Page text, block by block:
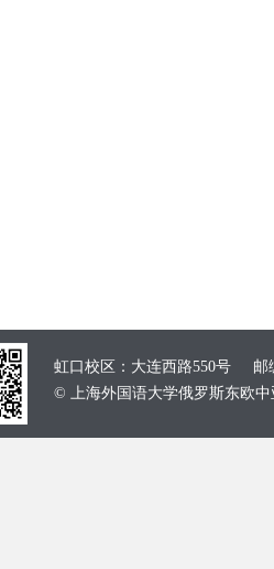
虹口校区：大连西路550号 邮
© 上海外国语大学俄罗斯东欧中